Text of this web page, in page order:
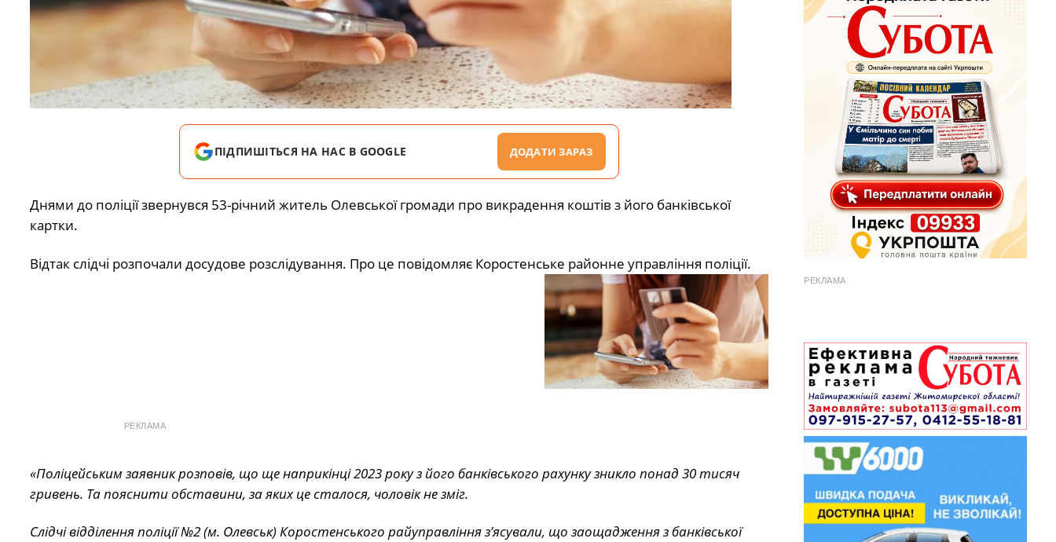
ПІДПИШІТЬСЯ НА НАС В GOOGLE ДОДАТИ ЗАРАЗ
Днями до поліції звернувся 53-річний житель Олевської громади про викрадення коштів з його банківської
картки.
Відтак слідчі розпочали досудове розслідування. Про це повідомляє Коростенське районне управління поліції.
РЕКЛАМА
«Поліцейським заявник розповів, що ще наприкінці 2023 року з його банківського рахунку зникло понад 30 тисяч
гривень. Та пояснити обставини, за яких це сталося, чоловік не зміг.
Слідчі відділення поліції №2 (м. Олевськ) Коростенського райуправління з’ясували, що заощадження з банківської
РЕКЛАМА